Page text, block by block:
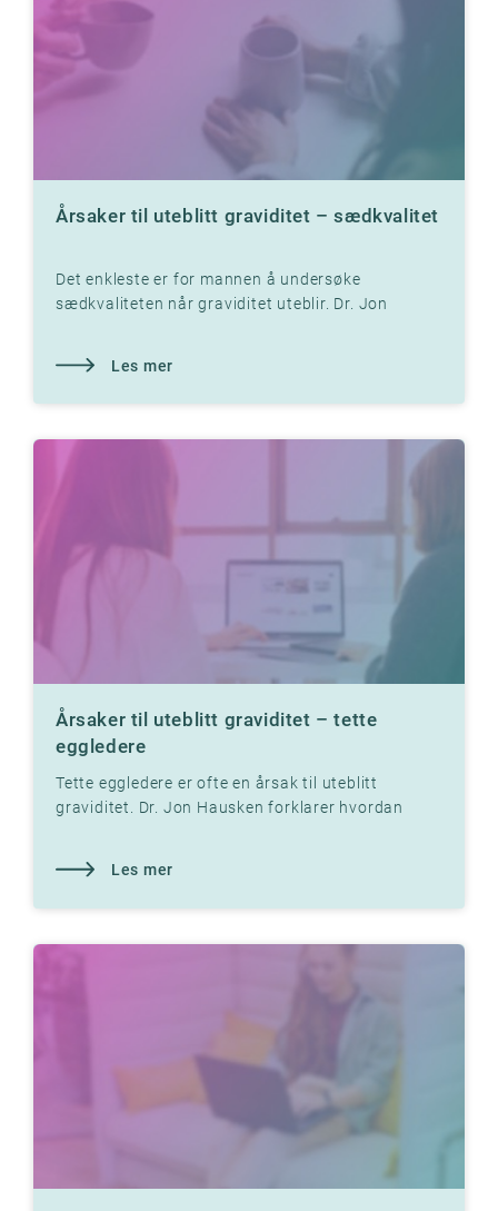
Årsaker til uteblitt graviditet – sædkvalitet
Det enkleste er for mannen å undersøke
sædkvaliteten når graviditet uteblir. Dr. Jon
Les mer
Årsaker til uteblitt graviditet – tette
eggledere
Tette eggledere er ofte en årsak til uteblitt
graviditet. Dr. Jon Hausken forklarer hvordan
Les mer